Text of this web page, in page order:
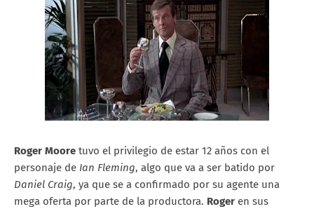
Roger Moore tuvo el privilegio de estar 12 años con el
personaje de Ian Fleming, algo que va a ser batido por
Daniel Craig, ya que se a confirmado por su agente una
mega oferta por parte de la productora. Roger en sus